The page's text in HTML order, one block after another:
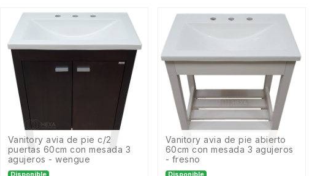
vanitory avia de pie c/2
puertas 60cm con mesada 3
agujeros - wengue
vanitory avia de pie abierto
60cm con mesada 3 agujeros
- fresno